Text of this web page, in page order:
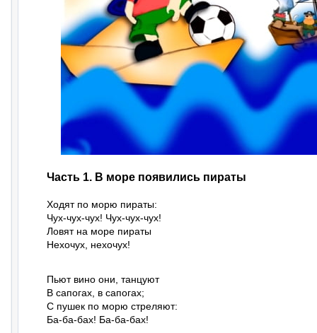
Часть 1. В море появились пираты
Ходят по морю пираты:
Чух-чух-чух! Чух-чух-чух!
Ловят на море пираты
Нехочух, нехочух!
Пьют вино они, танцуют
В сапогах, в сапогах;
С пушек по морю стреляют:
Ба-ба-бах! Ба-ба-бах!